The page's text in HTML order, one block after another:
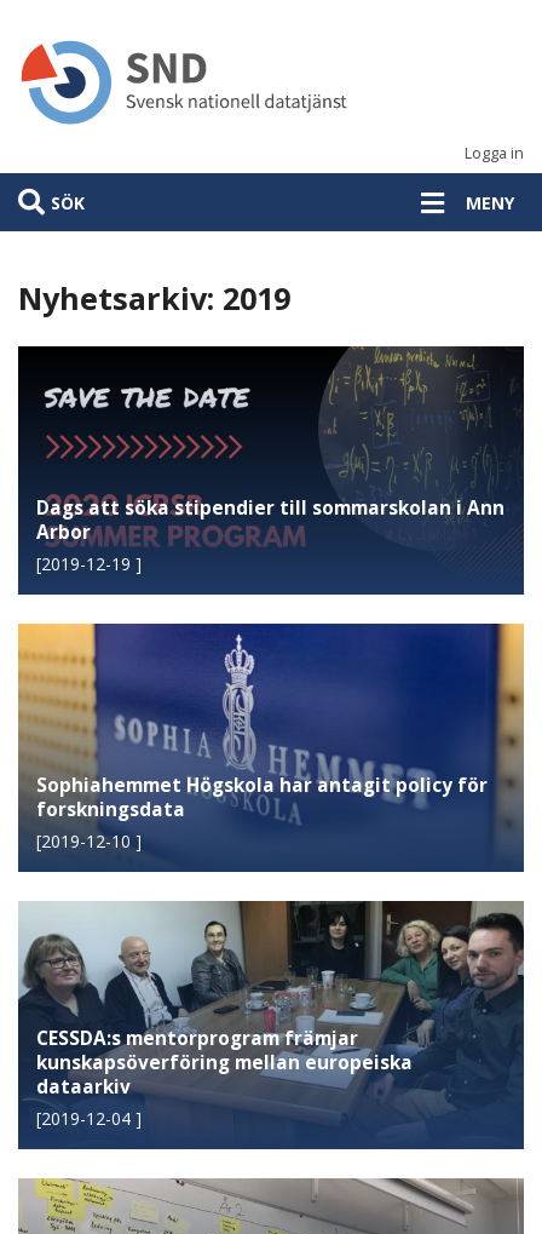
huvudinnehåll
Logga in
SÖK MENY
Nyhetsarkiv: 2019
Dags att söka stipendier till sommarskolan i Ann
Arbor
[2019-12-19 ]
Sophiahemmet Högskola har antagit policy för
forskningsdata
[2019-12-10 ]
CESSDA:s mentorprogram främjar
kunskapsöverföring mellan europeiska
dataarkiv
[2019-12-04 ]